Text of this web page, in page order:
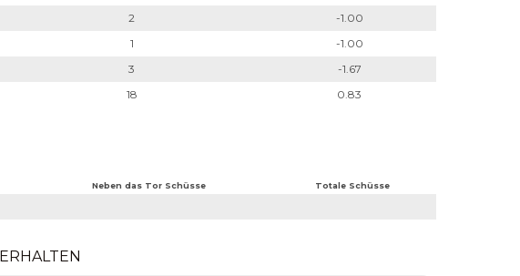
2
-1.00
1
-1.00
3
-1.67
18 0.83
Neben das Tor Schüsse Totale Schüsse